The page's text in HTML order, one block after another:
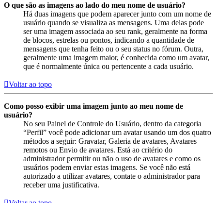
O que são as imagens ao lado do meu nome de usuário?
Há duas imagens que podem aparecer junto com um nome de
usuário quando se visualiza as mensagens. Uma delas pode
ser uma imagem associada ao seu rank, geralmente na forma
de blocos, estrelas ou pontos, indicando a quantidade de
mensagens que tenha feito ou o seu status no fórum. Outra,
geralmente uma imagem maior, é conhecida como um avatar,
que é normalmente única ou pertencente a cada usuário.
Voltar ao topo
Como posso exibir uma imagem junto ao meu nome de
usuário?
No seu Painel de Controle do Usuário, dentro da categoria
“Perfil” você pode adicionar um avatar usando um dos quatro
métodos a seguir: Gravatar, Galeria de avatares, Avatares
remotos ou Envio de avatares. Está ao critério do
administrador permitir ou não o uso de avatares e como os
usuários podem enviar estas imagens. Se você não está
autorizado a utilizar avatares, contate o administrador para
receber uma justificativa.